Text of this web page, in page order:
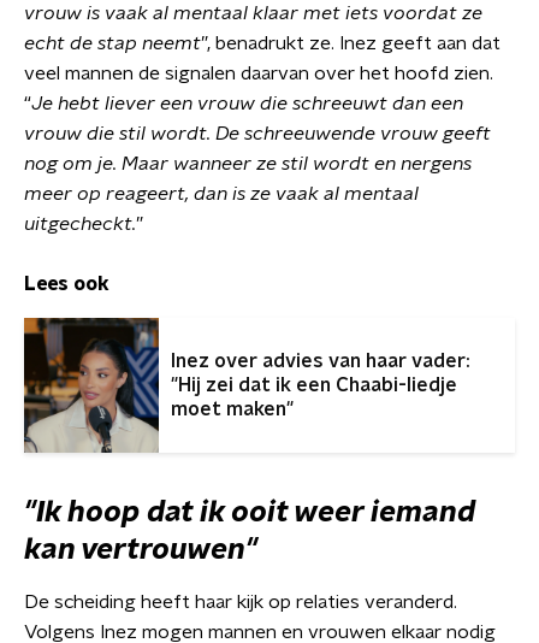
vrouw is vaak al mentaal klaar met iets voordat ze
echt de stap neemt”, benadrukt ze. Inez geeft aan dat
veel mannen de signalen daarvan over het hoofd zien.
“Je hebt liever een vrouw die schreeuwt dan een
vrouw die stil wordt. De schreeuwende vrouw geeft
nog om je. Maar wanneer ze stil wordt en nergens
meer op reageert, dan is ze vaak al mentaal
uitgecheckt.”
Lees ook
Inez over advies van haar vader:
"Hij zei dat ik een Chaabi-liedje
moet maken"
"Ik hoop dat ik ooit weer iemand
kan vertrouwen"
De scheiding heeft haar kijk op relaties veranderd.
Volgens Inez mogen mannen en vrouwen elkaar nodig